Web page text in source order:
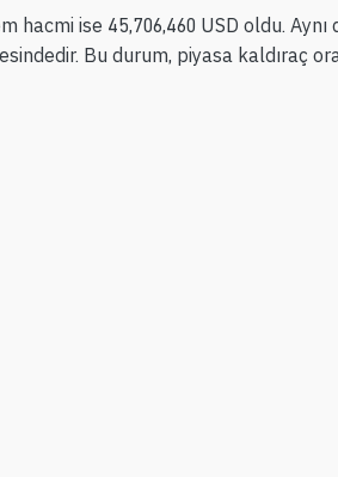
ise 45,706,460 USD oldu.
Bu durum, piyasa kaldıraç